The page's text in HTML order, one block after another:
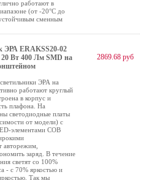
работают в
(от -20°C до
сменным
ЭРА ERAKSS20-02
Вт 400 Лм SMD на
ЭРА на
работают круглый
в корпус и
плафона. На
светодиодные платы
от модели) с
элементами COB
авторежим,
заряд. В течение
светят со 100%
- с 70% яркостью и
Так мы
2869.68 руб